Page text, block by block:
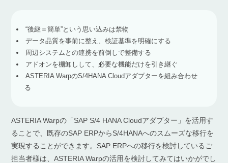
“後継＝簡単”という思い込みは禁物
データ品質を事前に整え、検証基準を明確にする
周辺システムとの連携を前倒しで整備する
アドオンを棚卸しして、必要な機能だけを引き継ぐ
ASTERIA WarpのS/4HANA Cloudアダプターを組み合わせ
る
ASTERIA Warpの「SAP S/4 HANA Cloudアダプター」を活用す
ることで、既存のSAP ERPからS/4HANAへのスムーズな移行を
実現することができます。SAP ERPへの移行を検討しているご
担当者様は、ASTERIA Warpの活用を検討してみてはいかがでし